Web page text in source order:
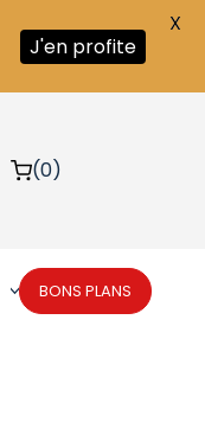
(0)
BONS PLANS
J'en profite
X